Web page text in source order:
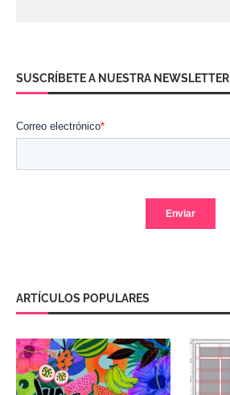
SUSCRÍBETE A NUESTRA NEWSLETTER
ARTÍCULOS POPULARES